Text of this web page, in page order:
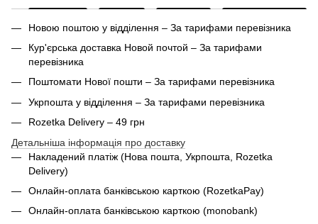
Новою поштою у відділення – За тарифами перевізника
Кур'єрська доставка Новой почтой – За тарифами
перевізника
Поштомати Нової пошти – За тарифами перевізника
Укрпошта у відділення – За тарифами перевізника
Rozetka Delivery – 49 грн
Детальніша інформація про доставку
Накладений платіж (Нова пошта, Укрпошта, Rozetka
Delivery)
Онлайн-оплата банківською карткою (RozetkaPay)
Онлайн-оплата банківською карткою (monobank)